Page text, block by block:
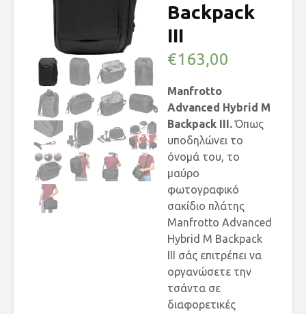
Backpack
III
€163,00
Manfrotto
Advanced Hybrid M
Backpack III.Όπως
υποδηλώνει το
όνομά του, το
μαύρο
φωτογραφικό
σακίδιο πλάτης
Manfrotto Advanced
Hybrid M Backpack
III σάς επιτρέπει να
οργανώσετε την
τσάντα σε
διαφορετικές